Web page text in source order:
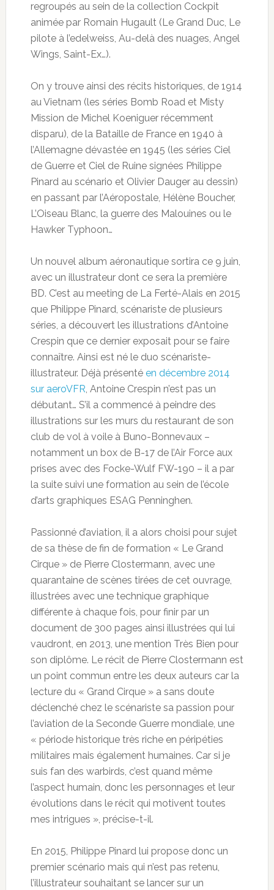
regroupés au sein de la collection Cockpit
animée par Romain Hugault (Le Grand Duc, Le
pilote à l’edelweiss, Au-delà des nuages, Angel
Wings, Saint-Ex…).
On y trouve ainsi des récits historiques, de 1914
au Vietnam (les séries Bomb Road et Misty
Mission de Michel Koeniguer récemment
disparu), de la Bataille de France en 1940 à
l’Allemagne dévastée en 1945 (les séries Ciel
de Guerre et Ciel de Ruine signées Philippe
Pinard au scénario et Olivier Dauger au dessin)
en passant par l’Aéropostale, Hélène Boucher,
L’Oiseau Blanc, la guerre des Malouines ou le
Hawker Typhoon…
Un nouvel album aéronautique sortira ce 9 juin,
avec un illustrateur dont ce sera la première
BD. C’est au meeting de La Ferté-Alais en 2015
que Philippe Pinard, scénariste de plusieurs
séries, a découvert les illustrations d’Antoine
Crespin que ce dernier exposait pour se faire
connaître. Ainsi est né le duo scénariste-
illustrateur. Déjà présenté en décembre 2014
sur aeroVFR, Antoine Crespin n’est pas un
débutant… S’il a commencé à peindre des
illustrations sur les murs du restaurant de son
club de vol à voile à Buno-Bonnevaux –
notamment un box de B-17 de l’Air Force aux
prises avec des Focke-Wulf FW-190 – il a par
la suite suivi une formation au sein de l’école
d’arts graphiques ESAG Penninghen.
Passionné d’aviation, il a alors choisi pour sujet
de sa thèse de fin de formation « Le Grand
Cirque » de Pierre Clostermann, avec une
quarantaine de scènes tirées de cet ouvrage,
illustrées avec une technique graphique
différente à chaque fois, pour finir par un
document de 300 pages ainsi illustrées qui lui
vaudront, en 2013, une mention Très Bien pour
son diplôme. Le récit de Pierre Clostermann est
un point commun entre les deux auteurs car la
lecture du « Grand Cirque » a sans doute
déclenché chez le scénariste sa passion pour
l’aviation de la Seconde Guerre mondiale, une
« période historique très riche en péripéties
militaires mais également humaines. Car si je
suis fan des warbirds, c’est quand même
l’aspect humain, donc les personnages et leur
évolutions dans le récit qui motivent toutes
mes intrigues », précise-t-il.
En 2015, Philippe Pinard lui propose donc un
premier scénario mais qui n’est pas retenu,
l’illustrateur souhaitant se lancer sur un